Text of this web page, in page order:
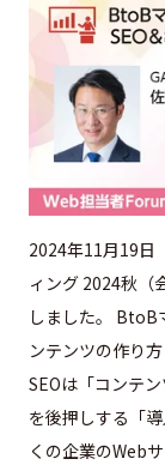
2024年11月19日
ィング 2024秋（
しました。 BtoB
ンテンツの作り
SEOは「コンテ
を後押しする「
くの企業のWeb